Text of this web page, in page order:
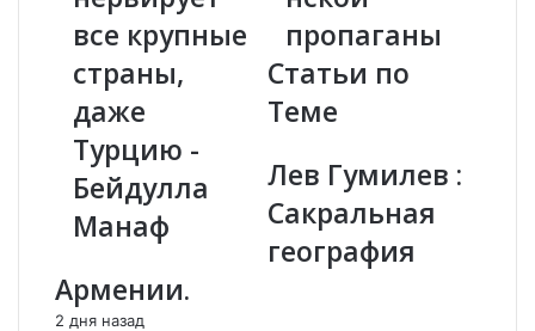
д
ж
н
н
а
к
р
а
ю
р
о
все крупные
страны,
даже
Турцию -
Бейдулла
Манаф
е
у
е
н
п
р
т
пропаганы
Статьи по
Теме
Лев Гумилев :
Сакральная
география
Армении.
2 дня назад